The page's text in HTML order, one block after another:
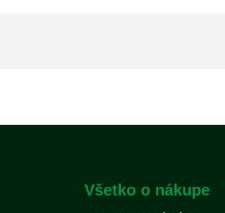
Všetko o nákupe